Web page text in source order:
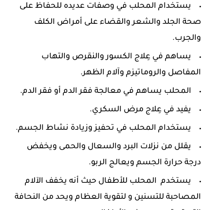
يستخدام المحلب في وصفات عديده للحفاظ على
صحة الجلد والشعر والقضاء على أمراض الكلف
والجرب.
يساهم في عِلاج الكسور والنقرص والتهاب
المفاصل والروماتيزم وآلام الظهر.
المحلب يساهم في معالجة فقر الدم أو فقر الدم.
يفيد في عِلاج مرض السكري.
يستخدام المحلب في تحفيز وزيادة نشاط الجسم.
يقلل من نزلات البرد والسعال والحمى ويخفض
درجة حرارة الجسم ويعالج الربو.
يستخدم المحلب للأطفال حيث أنه يخفف الآلام
المصاحبة للتسنين و لتقوية العظام ويحد من النحافة